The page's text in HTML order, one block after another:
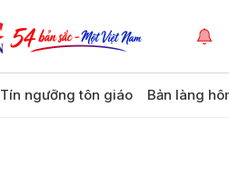
Tín ngưỡng tôn giáo Bản làng